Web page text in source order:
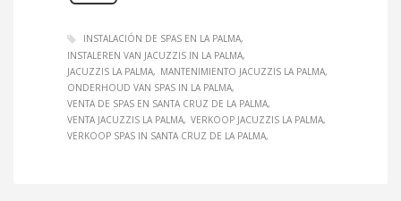
INSTALACIÓN DE SPAS EN LA PALMA
INSTALEREN VAN JACUZZIS IN LA PALMA
JACUZZIS LA PALMA
MANTENIMIENTO JACUZZIS LA PALMA
ONDERHOUD VAN SPAS IN LA PALMA
VENTA DE SPAS EN SANTA CRUZ DE LA PALMA
VENTA JACUZZIS LA PALMA VERKOOP JACUZZIS LA PALMA
VERKOOP SPAS IN SANTA CRUZ DE LA PALMA